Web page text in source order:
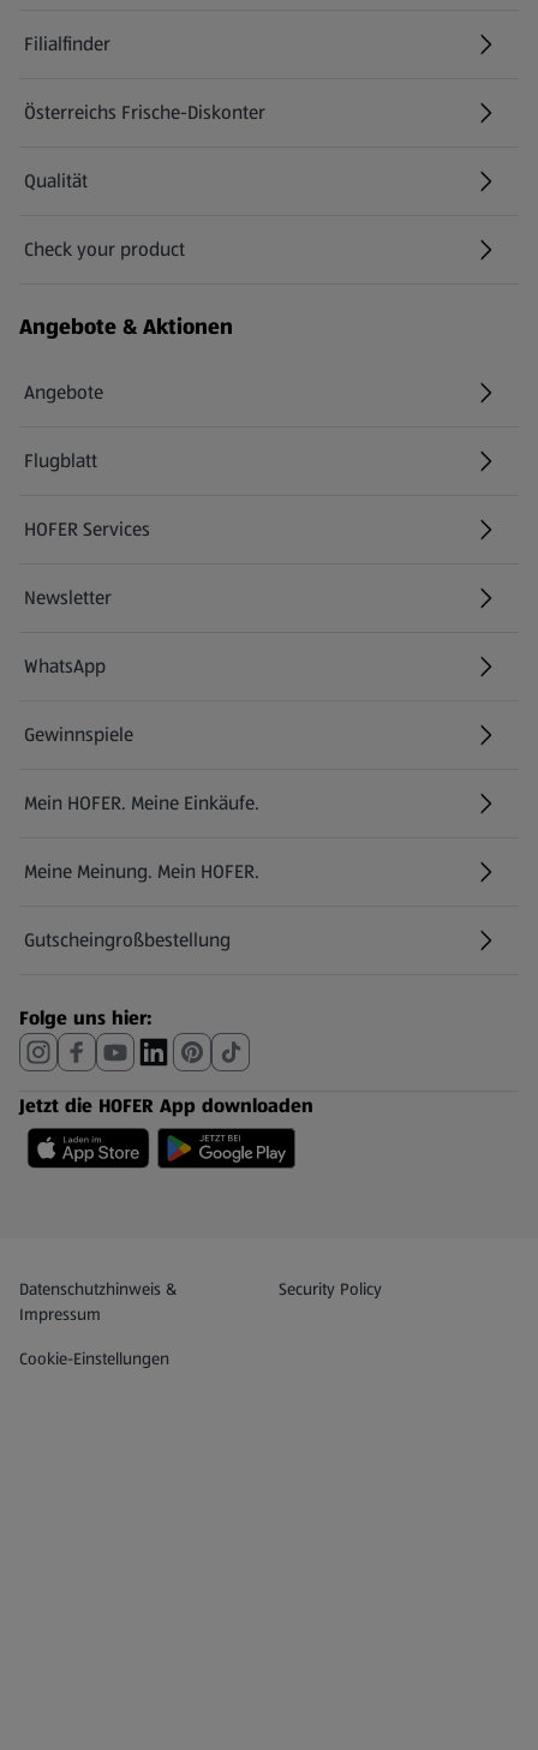
Filialfinder
Österreichs Frische-Diskonter
Qualität
Check your product
(öffnet in einem neuen Tab)
Angebote & Aktionen
Angebote
Flugblatt
HOFER Services
Newsletter
WhatsApp
Gewinnspiele
Mein HOFER. Meine Einkäufe.
Meine Meinung. Mein HOFER.
Gutscheingroßbestellung
(öffnet in einem neuen Tab)
Folge uns hier:
Jetzt die HOFER App downloaden
Datenschutz- und Richtlinienmenü
Datenschutzhinweis &
Impressum
Security Policy
(öffnet in einem neuen Tab)
Cookie-Einstellungen